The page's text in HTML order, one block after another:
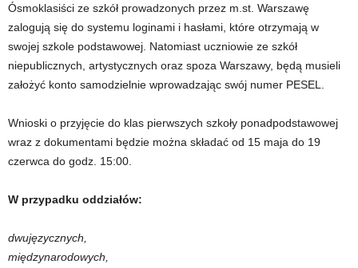
Ósmoklasiści ze szkół prowadzonych przez m.st. Warszawę
zalogują się do systemu loginami i hasłami, które otrzymają w
swojej szkole podstawowej. Natomiast uczniowie ze szkół
niepublicznych, artystycznych oraz spoza Warszawy, będą musieli
założyć konto samodzielnie wprowadzając swój numer PESEL.
Wnioski o przyjęcie do klas pierwszych szkoły ponadpodstawowej
wraz z dokumentami będzie można składać od 15 maja do 19
czerwca do godz. 15:00.
W przypadku oddziałów:
dwujęzycznych,
międzynarodowych,